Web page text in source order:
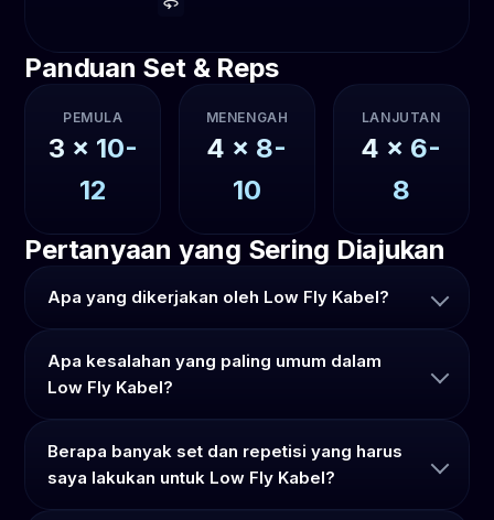
Panduan Set & Reps
PEMULA
3 x 10-
12
MENENGAH
4 x 8-
10
LANJUTAN
4 x 6-
8
Pertanyaan yang Sering Diajukan
Apa yang dikerjakan oleh Low Fly Kabel?
Apa kesalahan yang paling umum dalam
Low Fly Kabel?
Berapa banyak set dan repetisi yang harus
saya lakukan untuk Low Fly Kabel?